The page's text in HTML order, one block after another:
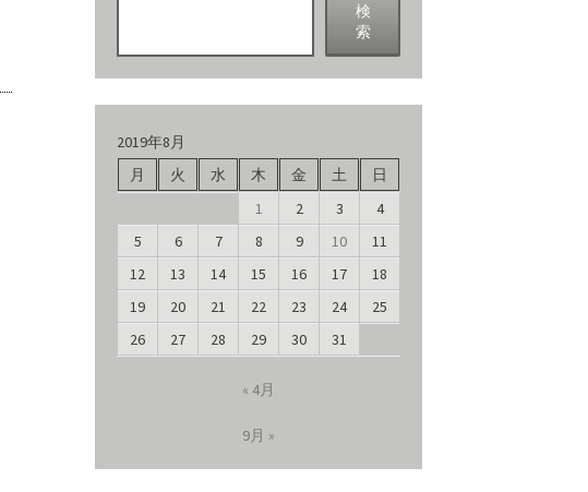
検
索
2019年8月
月
火 水 木 金 土
日
1
2 3
4
5
6 7 8 9 10
11
12
13 14 15 16 17
18
19
20 21 22 23 24
25
26
27 28 29 30 31
« 4月
9月 »